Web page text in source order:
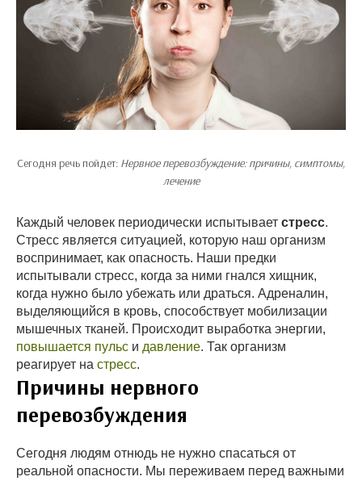
Сегодня речь пойдет: Нервное перевозбуждение: причины, симптомы,
лечение
Каждый человек периодически испытывает стресс.
Стресс является ситуацией, которую наш организм
воспринимает, как опасность. Наши предки
испытывали стресс, когда за ними гнался хищник,
когда нужно было убежать или драться. Адреналин,
выделяющийся в кровь, способствует мобилизации
мышечных тканей. Происходит выработка энергии,
повышается пульс и давление. Так организм
реагирует на стресс.
Причины нервного
перевозбуждения
Сегодня людям отнюдь не нужно спасаться от
реальной опасности. Мы переживаем перед важными